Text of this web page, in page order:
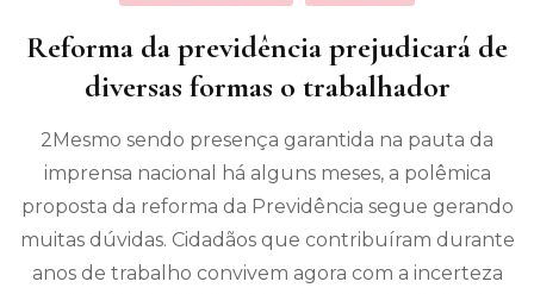
Reforma da previdência prejudicará de
diversas formas o trabalhador
2Mesmo sendo presença garantida na pauta da
imprensa nacional há alguns meses, a polêmica
proposta da reforma da Previdência segue gerando
muitas dúvidas. Cidadãos que contribuíram durante
anos de trabalho convivem agora com a incerteza